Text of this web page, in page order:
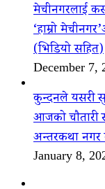
मेचीनगरलाई
‘हाम्रो
(भिडियो सहित)
December 7,
कुन्दनले यसरी
आजको चौतारी
अन्तरकथा नगर
January 8,